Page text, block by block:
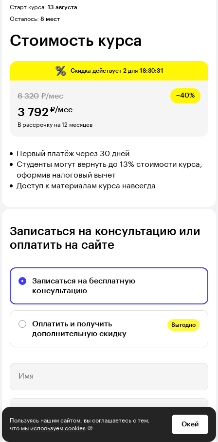
Старт курса: 13 августа
Осталось: 8 мест
Стоимость курса
Скидка действует 2 дня 18:30:30
6 320 ₽/мес −40%
3 792 ₽/мес
В рассрочку на 12 месяцев
Первый платёж через 30 дней
Студенты могут вернуть до 13% стоимости курса,
оформив налоговый вычет
Доступ к материалам курса навсегда
Записаться на консультацию или
оплатить на сайте
Записаться на бесплатную
консультацию
Оплатить и получить
дополнительную скидку
Выгодно
Имя
Пользуясь нашим сайтом, вы соглашаетесь с тем,
что мы используем cookies 🍪
Окей